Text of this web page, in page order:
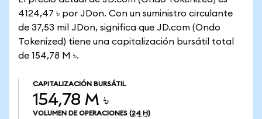
4124,47 ৳ por JDon. Con un suministro circulante
de 37,53 mil JDon, significa que JD.com (Ondo
Tokenized) tiene una capitalización bursátil total
de 154,78 M ৳.
CAPITALIZACIÓN BURSÁTIL
154,78 M ৳
VOLUMEN DE OPERACIONES (24 H)